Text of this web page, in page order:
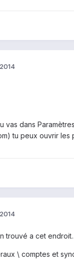
vas dans
tu peux ouvrir
trouvé a cet
\ comptes et